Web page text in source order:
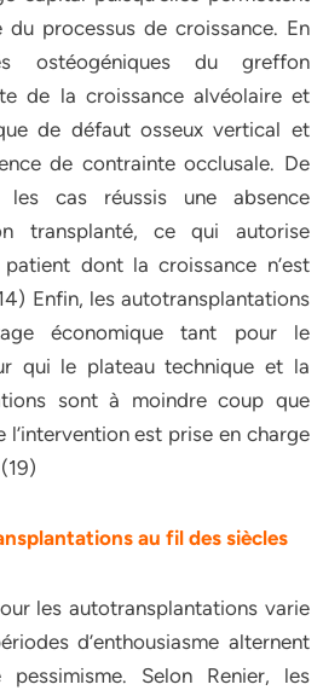
du processus de croissance. En
ostéogéniques du greffon
de la croissance alvéolaire et
de défaut osseux vertical et
de contrainte occlusale. De
cas réussis une absence
transplanté, ce qui autorise
patient dont la croissance n’est
Enfin, les autotransplantations
économique tant pour le
qui le plateau technique et la
sont à moindre coup que
est prise en charge
au fil des siècles
les autotransplantations varie
d’enthousiasme alternent
Selon Renier, les